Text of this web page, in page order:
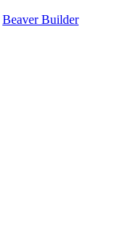
Beaver Builder